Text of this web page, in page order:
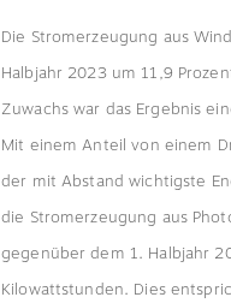
Die Stromerzeugung aus
Halbjahr 2023 um 11,9
Zuwachs war das Ergebnis
Mit einem Anteil von einem
der mit Abstand wichtigste
die Stromerzeugung aus
gegenüber dem 1. Halbjahr
Kilowattstunden. Dies